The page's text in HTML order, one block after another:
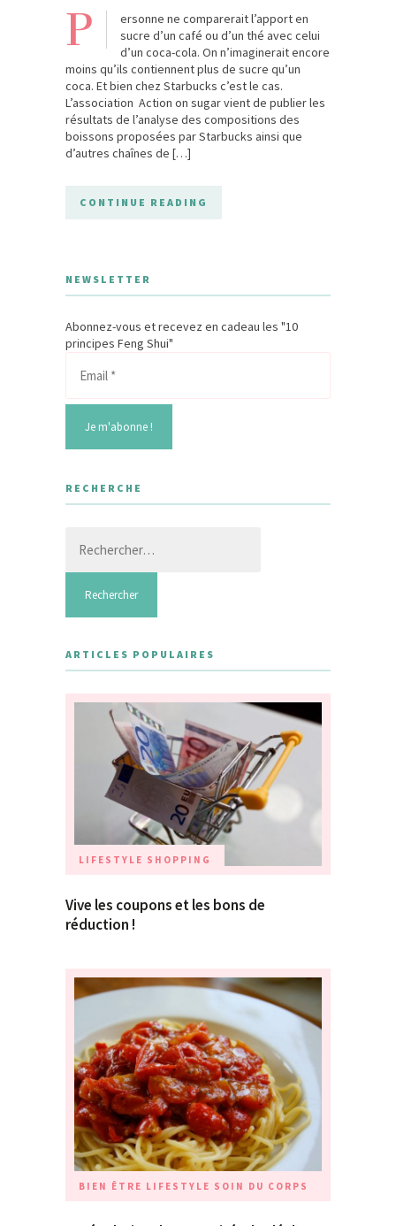
P
ersonne ne comparerait l’apport en
sucre d’un café ou d’un thé avec celui
d’un coca-cola. On n’imaginerait encore
moins qu’ils contiennent plus de sucre qu’un
coca. Et bien chez Starbucks c’est le cas.
L’association Action on sugar vient de publier les
résultats de l’analyse des compositions des
boissons proposées par Starbucks ainsi que
d’autres chaînes de […]
CONTINUE READING
NEWSLETTER
Abonnez-vous et recevez en cadeau les "10
principes Feng Shui"
RECHERCHE
ARTICLES POPULAIRES
LIFESTYLE SHOPPING
Vive les coupons et les bons de
réduction !
BIEN ÊTRE LIFESTYLE SOIN DU CORPS